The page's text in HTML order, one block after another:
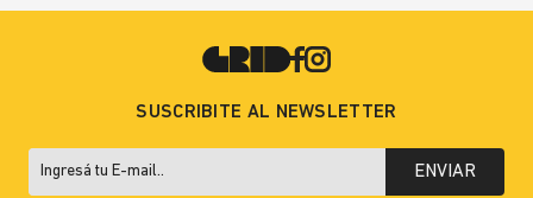
SUSCRIBITE AL NEWSLETTER
ENVIAR